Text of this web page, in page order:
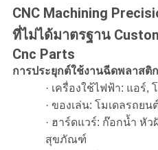
CNC Machining
ที่ไม่ได้มาตรฐาน
Cnc Parts
การประยุกต์ใช้งานฉีดพลาสติก
· เครื่องใช้ไฟฟ้า: แอร์,
· ของเล่น: โมเดลรถย
· ฮาร์ดแวร์: ก๊อกน้ำ หั
สุขภัณฑ์